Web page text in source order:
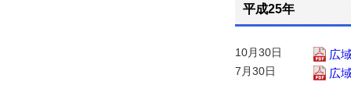
平成25年
10月30日 広
7月30日 広